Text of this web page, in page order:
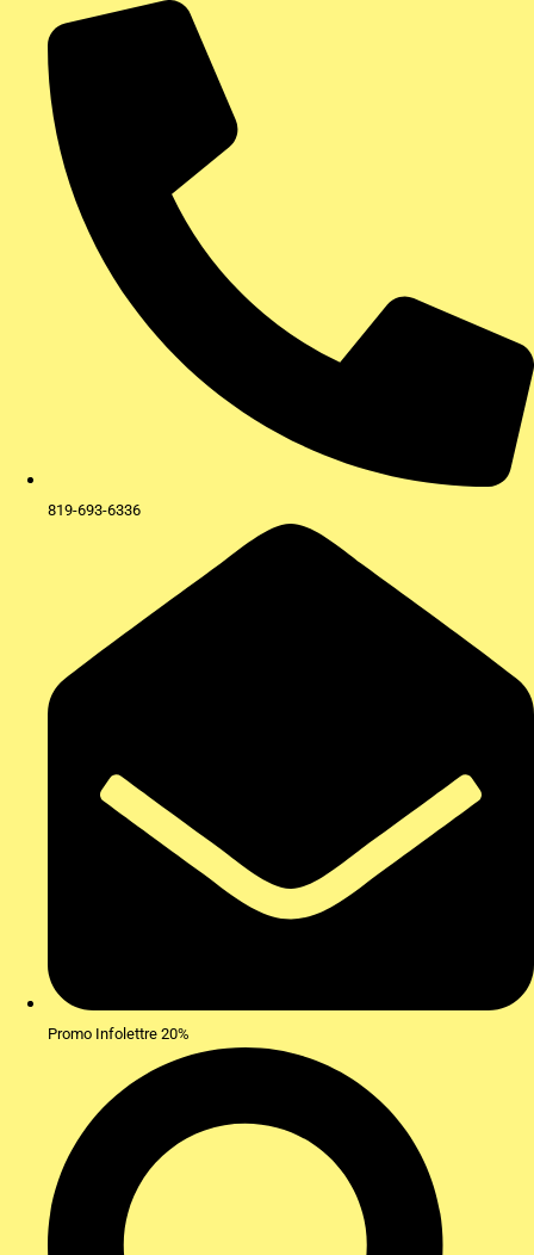
contenu
819-693-6336
Promo Infolettre 20%